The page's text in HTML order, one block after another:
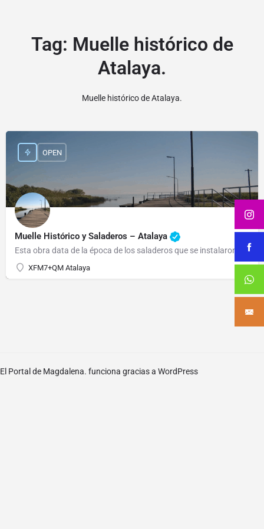
Tag: Muelle histórico de
Atalaya.
Muelle histórico de Atalaya.
Muelle Histórico y Saladeros – Atalaya
Esta obra data de la época de los saladeros que se instalaron en Atalaya en 1871. Fue construido con más de…
XFM7+QM Atalaya
OPEN
El Portal de Magdalena. funciona gracias a WordPress